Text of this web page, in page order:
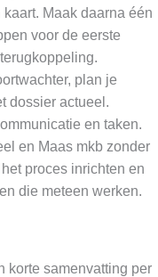
Maak daarna één
voor de eerste
plan je
dossier actueel.
en taken.
en Maas mkb zonder
proces inrichten en
die meteen werken.
korte samenvatting per